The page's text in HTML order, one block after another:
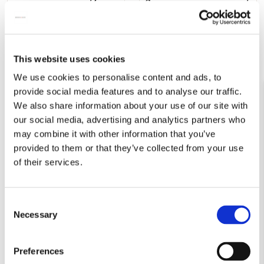
This website uses cookies
We use cookies to personalise content and ads, to
provide social media features and to analyse our traffic.
We also share information about your use of our site with
our social media, advertising and analytics partners who
may combine it with other information that you’ve
provided to them or that they’ve collected from your use
of their services.
Selection
Necessary
Preferences
VOEG TOE
Chester Beatty
Toevoegen
aan
verlanglijst
Vouwparaplu: Botanical
€ 27,50
aan
Paraplu: Botanical